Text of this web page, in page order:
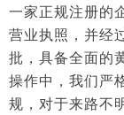
一家正规注册的
营业执照，并经
批，具备全面的
操作中，我们严
规，对于来路不